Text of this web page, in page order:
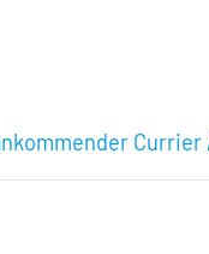
Currier